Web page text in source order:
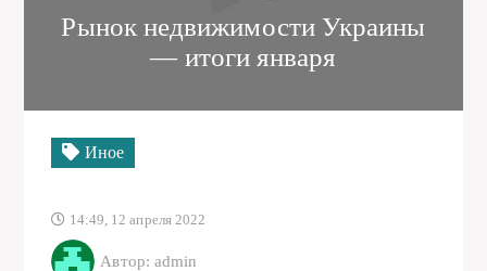
Рынок недвижимости Украины
— итоги января
Иное
14:49, 12 апреля 2022
Автор: admin